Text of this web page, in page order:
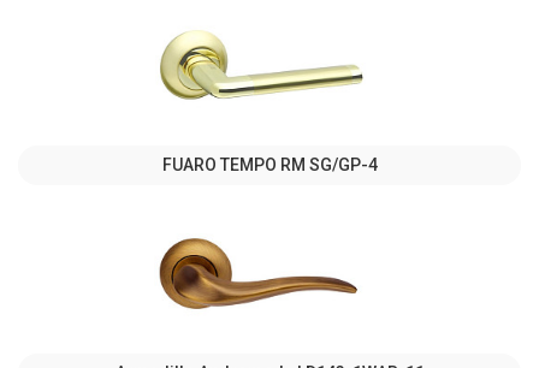
FUARO TEMPO RM SG/GP-4